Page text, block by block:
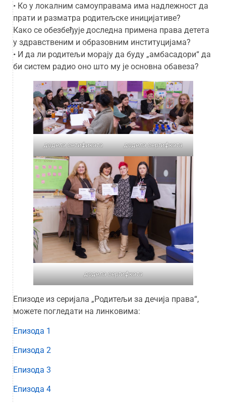
• Ко у локалним самоуправама има надлежност да
прати и разматра родитељске иницијативе?
Како се обезбеђује доследна примена права детета
у здравственим и образовним институцијама?
• И да ли родитељи морају да буду „амбасадори“ да
би систем радио оно што му је основна обавеза?
додела сетификата додела сертифката
додела сертифката
Епизоде из серијала „Родитељи за дечија права“,
можете погледати на линковима:
Епизода 1
Епизода 2
Епизода 3
Епизода 4